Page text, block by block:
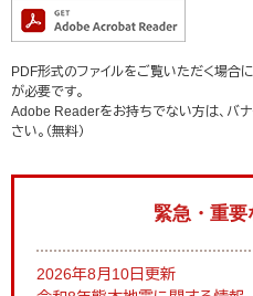
PDF形式のファイルをご覧いただく場
が必要です。
Adobe Readerをお持ちでない方は、バ
さい。（無料）
緊急・重
2026年8月10日更新